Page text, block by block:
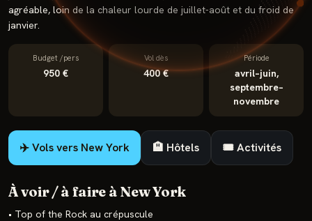
agréable, loin de la chaleur lourde de juillet-août et du froid de
janvier.
Budget /pers
950 €
Vol dès
400 €
Période
avril–juin,
septembre–
novembre
✈️ Vols vers New York 🏨 Hôtels 🎟️ Activités
À voir / à faire à New York
• Top of the Rock au crépuscule